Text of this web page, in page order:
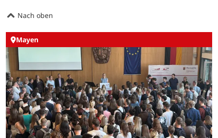
Nach oben
Mayen